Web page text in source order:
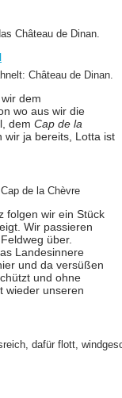
Château de Dinan.
Château de Dinan.
dem
wo aus wir die
dem Cap de la
wir ja bereits, Lotta ist
de la Chèvre
folgen wir ein Stück
Wir passieren
über.
Landesinnere
und da versüßen
und ohne
wieder unseren
dafür flott,